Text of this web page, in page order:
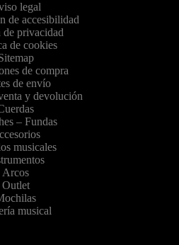
legal
de accesibilidad
de privacidad
de cookies
de compra
de envío
y devolución
– Fundas
musicales
Arcos
Outlet
musical